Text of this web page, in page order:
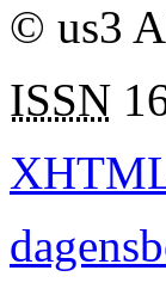
© us3
ISSN